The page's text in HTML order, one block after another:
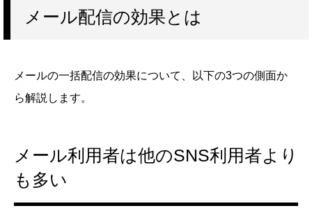
メール配信の効果とは
メールの一括配信の効果について、以下の3つの側面か
ら解説します。
メール利用者は他のSNS利用者より
も多い